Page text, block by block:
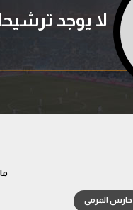
لا يوجد
حارس المرمى